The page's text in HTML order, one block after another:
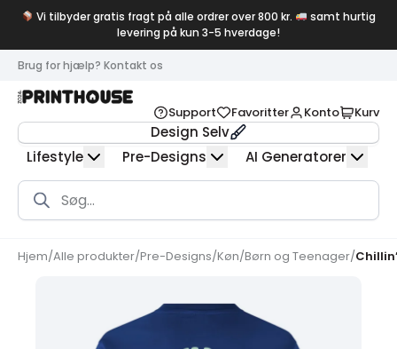
Vi tilbyder gratis fragt på alle ordrer over 800 kr.
samt hurtig
levering på kun 3-5 hverdage!
Brug for hjælp? Kontakt os
Support Favoritter Konto Kurv
Design Selv
Lifestyle
Pre-Designs AI Generatorer
Products
search
Hjem/Alle produkter/Pre-Designs/Køn/Børn og Teenager/